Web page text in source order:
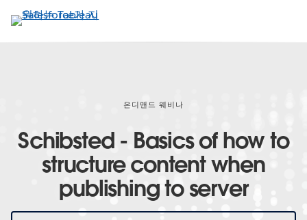
요
온디맨드 웨비나
Schibsted - Basics of how to
structure content when
publishing to server